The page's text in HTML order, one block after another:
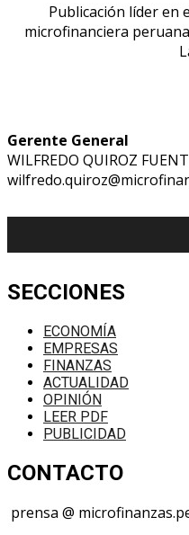
Publicación líder en
microfinanciera
Gerente General
WILFREDO QUIROZ
SECCIONES
ECONOMÍA
EMPRESAS
FINANZAS
ACTUALIDAD
OPINIÓN
LEER PDF
PUBLICIDAD
CONTACTO
prensa @